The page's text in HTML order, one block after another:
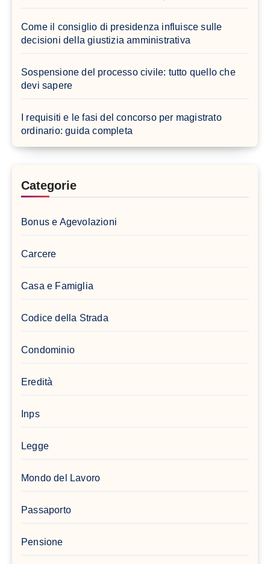
Come il consiglio di presidenza influisce sulle
decisioni della giustizia amministrativa
Sospensione del processo civile: tutto quello che
devi sapere
I requisiti e le fasi del concorso per magistrato
ordinario: guida completa
Categorie
Bonus e Agevolazioni
Carcere
Casa e Famiglia
Codice della Strada
Condominio
Eredità
Inps
Legge
Mondo del Lavoro
Passaporto
Pensione